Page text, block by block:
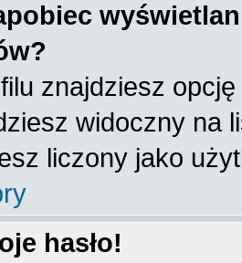
znajdziesz opcję
widoczny na
liczony jako
hasło!